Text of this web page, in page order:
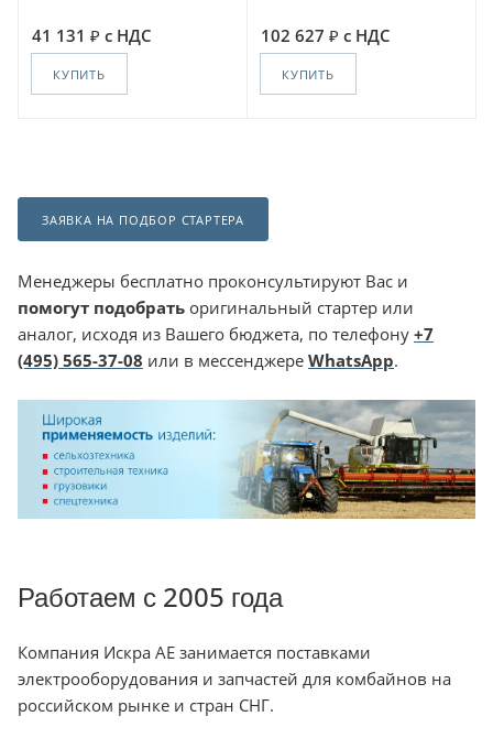
41 131 с НДС
КУПИТЬ
102 627 с НДС
КУПИТЬ
ЗАЯВКА НА ПОДБОР СТАРТЕРА
Менеджеры бесплатно проконсультируют Вас и
помогут подобрать оригинальный стартер или
аналог, исходя из Вашего бюджета, по телефону +7
(495) 565-37-08 или в мессенджере WhatsApp.
Работаем с 2005 года
Компания Искра АЕ занимается поставками
электрооборудования и запчастей для комбайнов на
российском рынке и стран СНГ.